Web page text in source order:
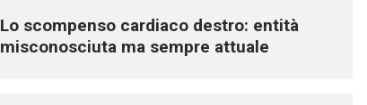
Lo scompenso cardiaco destro: entità
misconosciuta ma sempre attuale